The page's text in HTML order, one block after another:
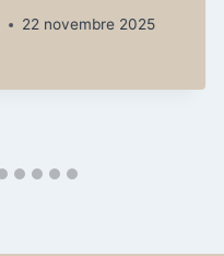
22 novembre 2025